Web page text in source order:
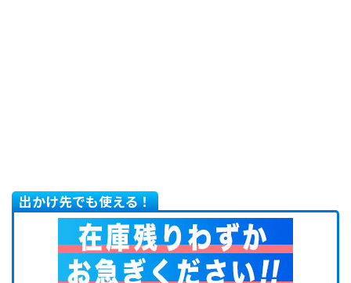
出かけ先でも使える！